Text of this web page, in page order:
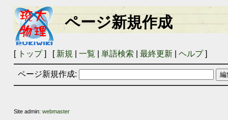
ページ新規作成
[ トップ] [ 新規 一覧 単語検索 最終更新| ヘルプ]
ページ新規作成:
Site admin: webmaster